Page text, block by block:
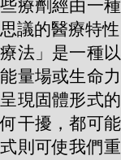
療劑經由一
議的醫療特
療法」是一種
量場或生命
現固體形式
干擾，都可
則可使我們